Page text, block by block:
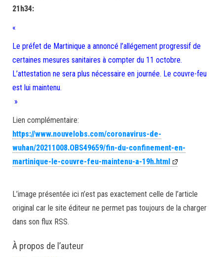
21h34:
«
Le préfet de Martinique a annoncé l’allégement progressif de
certaines mesures sanitaires à compter du 11 octobre.
L’attestation ne sera plus nécessaire en journée. Le couvre-feu
est lui maintenu.
»
Lien complémentaire:
https://www.nouvelobs.com/coronavirus-de-
wuhan/20211008.OBS49659/fin-du-confinement-en-
martinique-le-couvre-feu-maintenu-a-19h.html
L’image présentée ici n’est pas exactement celle de l’article
original car le site éditeur ne permet pas toujours de la charger
dans son flux RSS.
À propos de l’auteur